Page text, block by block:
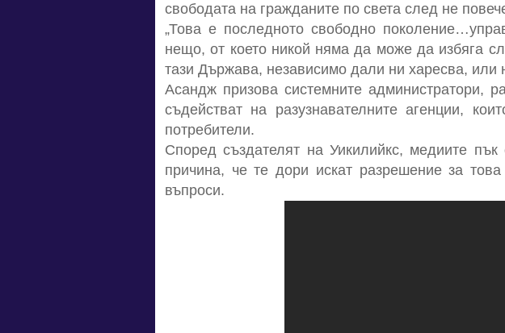
свободата на гражданите по света след не
„Това е последното свободно
нещо, от което никой няма да може да избяга
тази Държава, независимо дали ни харесва, или
Асандж призова системните администратори,
съдействат на разузнавателните агенции,
потребители.
Според създателят на Уикилийкс, медиите пък
причина, че те дори искат разрешение за
въпроси.